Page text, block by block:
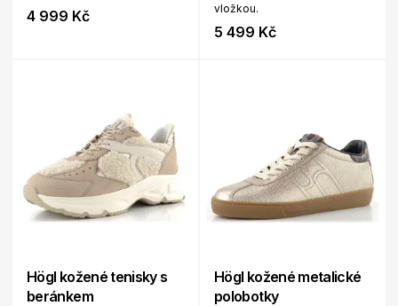
4 999 Kč
vložkou.
5 499 Kč
Högl kožené tenisky s
beránkem
Högl kožené metalické
polobotky